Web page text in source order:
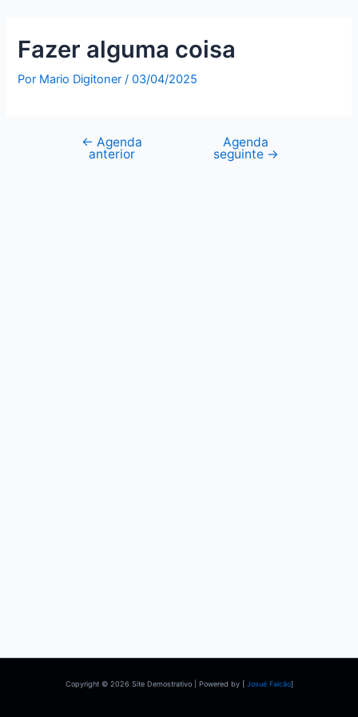
Fazer alguma coisa
Por Mario Digitoner/03/04/2025
← Agenda
anterior
Agenda
seguinte →
Copyright © 2026 Site Demostrativo | Powered by [ Josué Falcão]